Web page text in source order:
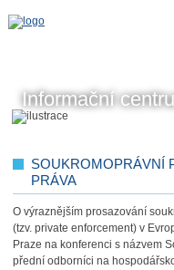
Informační
SOUKROMOPRÁVNÍ
PRÁVA
O výraznějším prosazování
(tzv. private enforcement) v
Praze na konferenci s názvem
přední odborníci na